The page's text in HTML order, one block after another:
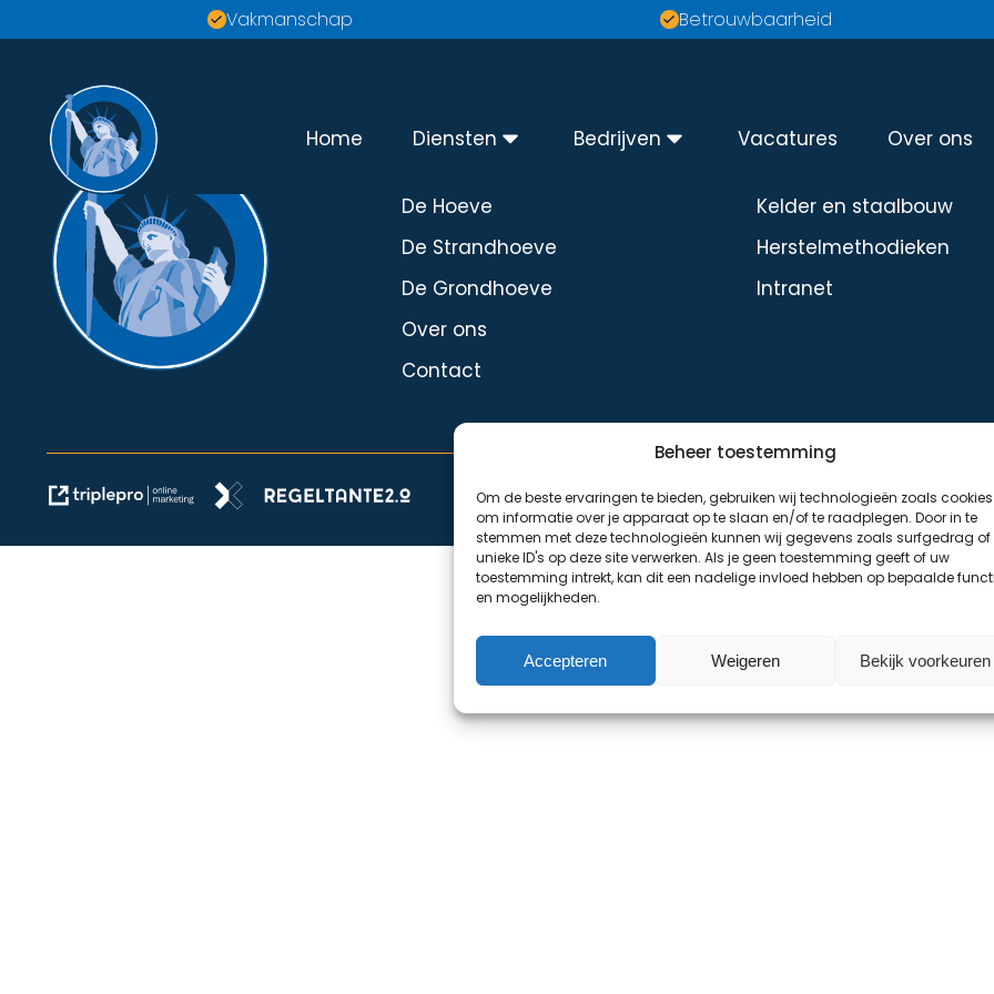
Beheer toestemming
Om de beste ervaringen te bieden, gebruiken wij technologieën zoals cookies
om informatie over je apparaat op te slaan en/of te raadplegen. Door in te
stemmen met deze technologieën kunnen wij gegevens zoals surfgedrag of
unieke ID's op deze site verwerken. Als je geen toestemming geeft of uw
toestemming intrekt, kan dit een nadelige invloed hebben op bepaalde
en mogelijkheden.
Accepteren Weigeren Bekijk voorkeuren
Vakmanschap Betrouwbaarheid
Home Diensten Bedrijven Vacatures Over ons
De Hoeve
De Strandhoeve
De Grondhoeve
Over ons
Contact
Kelder en staalbouw
Herstelmethodieken
Intranet